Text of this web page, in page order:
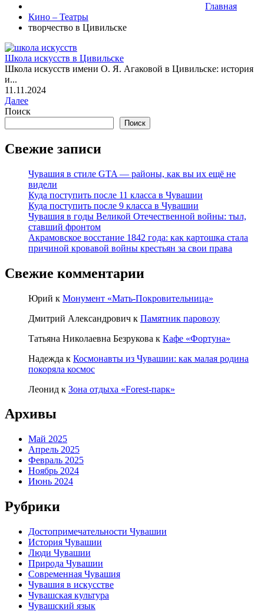
Главная
Кино – Театры
творчество в Цивильске
Школа искусств в Цивильске
Школа искусств имени О. Я. Агаковой в Цивильске: история
и...
11.11.2024
Далее
Поиск
Поиск
Свежие записи
Чувашия в стиле GTA — районы, как вы их ещё не
видели
Куда поступить после 11 класса в Чувашии
Куда поступить после 9 класса в Чувашии
Чувашия в годы Великой Отечественной войны: тыл,
ставший фронтом
Акрамовское восстание 1842 года: как картошка стала
причиной кровавой войны крестьян за свои права
Свежие комментарии
Юрий к Монумент «Мать-Покровительница»
Дмитрий Александрович к Памятник паровозу
Татьяна Николаевна Безрукова к Кафе «Фортуна»
Надежда к Космонавты из Чувашии: как малая родина
покоряла космос
Леонид к Зона отдыха «Forest-парк»
Архивы
Май 2025
Апрель 2025
Февраль 2025
Ноябрь 2024
Июнь 2024
Рубрики
Достопримечательности Чувашии
История Чувашии
Люди Чувашии
Природа Чувашии
Современная Чувашия
Чувашия в искусстве
Чувашская культура
Чувашский язык